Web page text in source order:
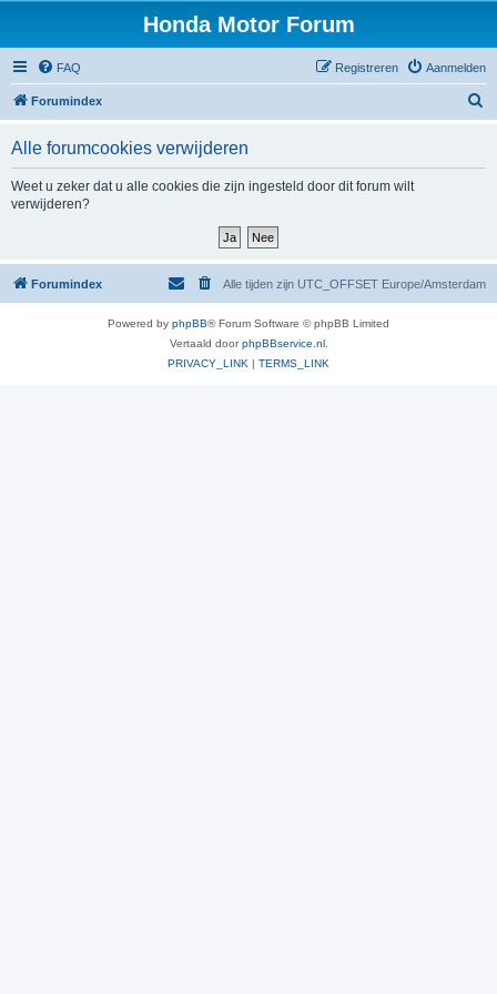
Honda Motor Forum
FAQ Aanmelden
Registreren
Forumindex
Alle forumcookies verwijderen
Weet u zeker dat u alle cookies die zijn ingesteld door dit forum wilt
verwijderen?
Forumindex Alle tijden zijn UTC_OFFSET Europe/Amsterdam
Powered by phpBB® Forum Software © phpBB Limited
Vertaald doorphpBBservice.nl.
PRIVACY_LINK | TERMS_LINK